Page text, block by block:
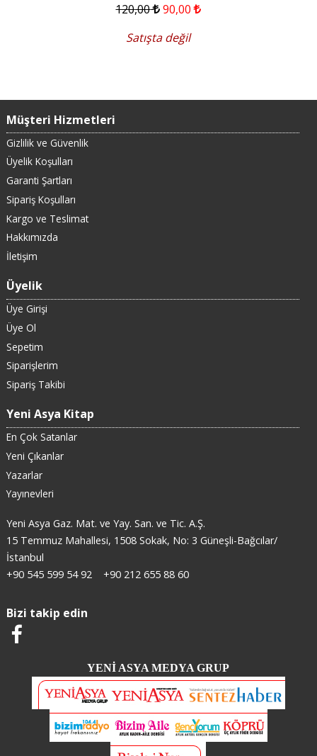
120,00 90,00
Satışta değil
Müşteri Hizmetleri
Gizlilik ve Güvenlik
Üyelik Koşulları
Garanti Şartları
Sipariş Koşulları
Kargo ve Teslimat
Hakkımızda
İletişim
Üyelik
Üye Girişi
Üye Ol
Sepetim
Siparişlerim
Sipariş Takibi
Yeni Asya Kitap
En Çok Satanlar
Yeni Çıkanlar
Yazarlar
Yayınevleri
Yeni Asya Gaz. Mat. ve Yay. San. ve Tic. A.Ş.
15 Temmuz Mahallesi, 1508 Sokak, No: 3 Güneşli-Bağcılar/
İstanbul
+90 545 599 54 92
+90 212 655 88 60
Bizi takip edin
YENİ ASYA MEDYA GRUP